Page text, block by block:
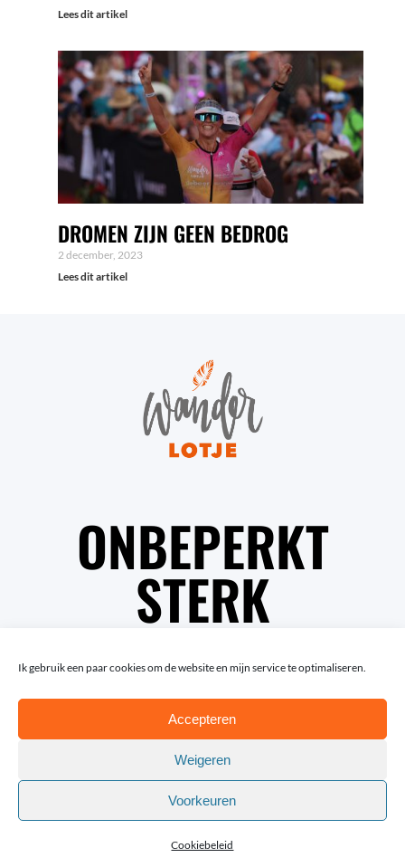
Ik gebruik een paar cookies om de website en mijn service te optimaliseren.
Accepteren
Weigeren
Voorkeuren
Cookiebeleid
Lees dit artikel
DROMEN ZIJN GEEN BEDROG
2 december, 2023
Lees dit artikel
ONBEPERKT
STERK
© Copyright Lotte van Trigt | Fotografie: Rob van